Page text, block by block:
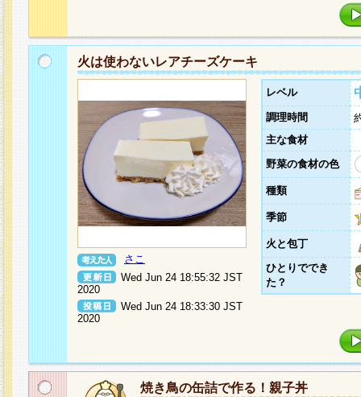
火は使わないレアチーズケーキ
さこ
Wed Jun 24 18:55:32 JST
2020
Wed Jun 24 18:33:30 JST
2020
レベル
調理時間
主な食材
野菜の食材の色
種類
季節
火と包丁
ひとりででき
た？
焼き鳥の缶詰で作る！親子丼